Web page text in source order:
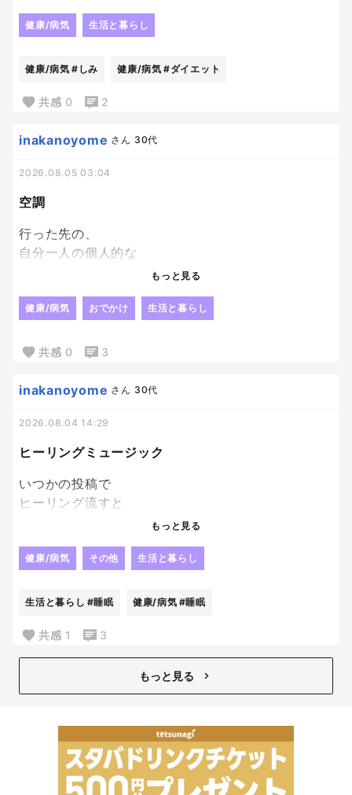
ダイエットしようと思っても、
辛いぜ〜
無理して我慢するより、楽しみながら続ける方が自
健康/病気 生活と暮らし
健康/病気 #しみ 健康/病気 #ダイエット
共感 0 2
空調
inakanoyome さん 30代
2026.08.05 03:04
行った先の、
自分一人の個人的な
暑い寒いでどーにもできない
ずっと鳥肌でやんす。
だけど、
お湯でもいい。
ギラギラ太陽出てる
スタッフさん
チラチラ長袖だもんね。
だったら設定上げようよ………。
もっと見る
健康/病気 おでかけ 生活と暮らし
共感 0 3
ヒーリングミュージック
inakanoyome さん 30代
2026.08.04 14:29
いつかの投稿で
ヒーリング流すと
見てから、
不眠向けの
ってのを検索して
流してみてるんだけど、
私が無きゃ寝られなくなった。笑
寝れない寝れない
睡眠剤は身体に合わずやめて
結局これを毎日つけたら
良いんじゃないかと
最近毎日流してるんだけど
もっと見る
健康/病気 その他 生活と暮らし
生活と暮らし #睡眠 健康/病気 #睡眠
共感 1 3
もっと見る